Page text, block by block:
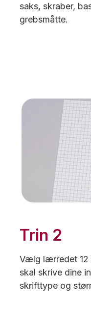
saks, skraber,
grebsmåtte.
Trin 2
Vælg lærredet 12
skal skrive dine
skrifttype og